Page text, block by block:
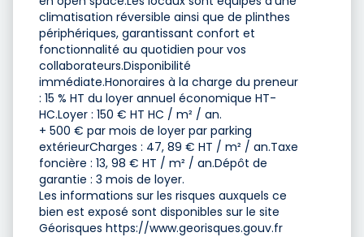
climatisation réversible ainsi que de plinthes
périphériques, garantissant confort et
fonctionnalité au quotidien pour vos
collaborateurs.Disponibilité
immédiate.Honoraires à la charge du preneur
: 15 % HT du loyer annuel économique HT-
HC.Loyer : 150 € HT HC / m² / an.
+ 500 € par mois de loyer par parking
extérieurCharges : 47, 89 € HT / m² / an.Taxe
foncière : 13, 98 € HT / m² / an.Dépôt de
garantie : 3 mois de loyer.
Les informations sur les risques auxquels ce
bien est exposé sont disponibles sur le site
Géorisques https://www.georisques.gouv.fr